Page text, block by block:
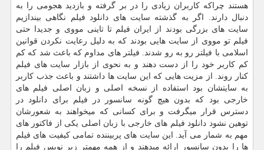
هستند چراکه کاربران زیادی را در بر گرفته و بازدید هجومی را به
دنبال دارند. اگر به گذشته سایت های دانلود فیلم نگاهی بیندازیم
سایت های بزرگی بودند از ایران فیلم تا تاینی مووی و جدیدا حتی
فیلم تو مووی از سایت هایی بودند که به دلیل رعایت نکردن قوانین
اسلامی با فیلتر رو به رو شدند. فیلتر های مداوم که باعث شد که کم
کم کاربر خود را از دست دهند و به نحوی از بازار سایت های فیلم
کنار روند. از مزیت هایی که این سایت ها داشتند و باعث جذب کاربر
به سایتشان بود استفاده از نسخه اصلی و زبان اصلی فیلم های
خارجی بود که بدون هیچ گونه سانسور در فیلم برای دانلود در
دسترس قرار میگرفت و برای کسانی که میخواهند به شعورشان
توهین نشود دانلود فیلم های خارجی با زبان اصلی یکی از فاکتور های
مهم به شمار می آید. این سایت های پربیننده تمامی کیفیت های فیلم
ها را بدون سانسور ارائه میدهند و از همه مهمتر زیر نویس فیلم را